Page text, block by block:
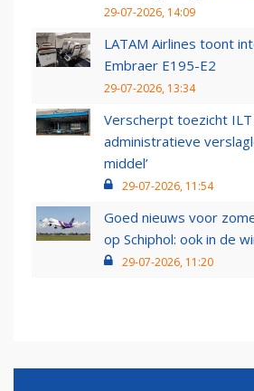
29-07-2026, 14:09
LATAM Airlines toont
Embraer E195-E2
29-07-2026, 13:34
Verscherpt toezicht
administratieve
middel’
29-07-2026, 11:54
Goed nieuws voor
op Schiphol: ook in de
29-07-2026, 11:20